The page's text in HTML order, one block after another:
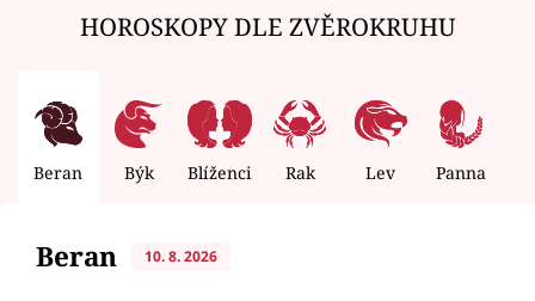
HOROSKOPY DLE ZVĚROKRUHU
Beran Býk Blíženci Rak Lev Panna
Beran 10. 8. 2026